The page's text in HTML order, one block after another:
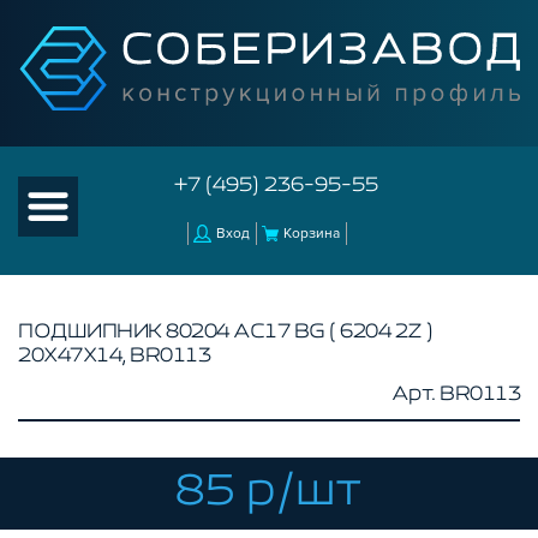
+7 (495) 236-95-55
Вход Корзина
КАТАЛОГ ТОВАРОВ
КОНСТРУКЦИОННЫЙ ПРОФИЛЬ
КОМПЛЕКТУЮЩИЕ К ЧПУ
АКСЕССУАРЫ ДЛЯ V-ПАЗА
ПОДШИПНИК 80204 АС17 BG ( 6204 2Z )
20Х47Х14, BR0113
Арт. BR0113
85 р/шт